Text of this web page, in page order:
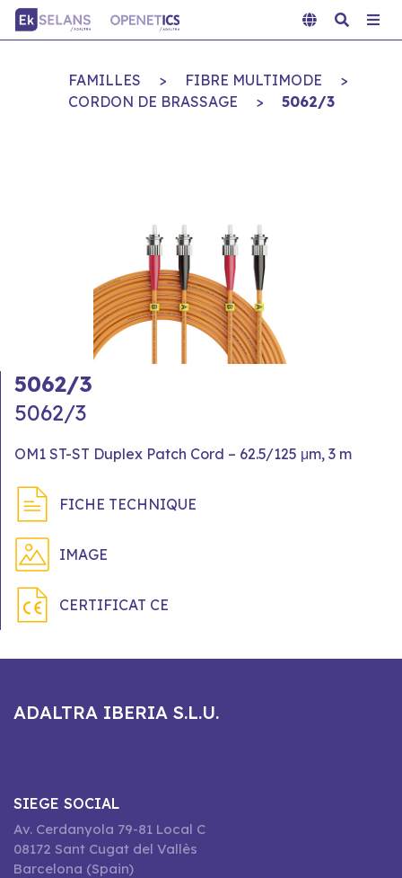
FAMILLES > FIBRE MULTIMODE
>
CORDON DE BRASSAGE
> 5062/3
5062/3
5062/3
OM1 ST-ST Duplex Patch Cord – 62.5/125 μm, 3 m
FICHE TECHNIQUE
IMAGE
CERTIFICAT CE
ADALTRA IBERIA S.L.U.
SIEGE SOCIAL
Av. Cerdanyola 79-81 Local C
08172 Sant Cugat del Vallès
Barcelona (Spain)